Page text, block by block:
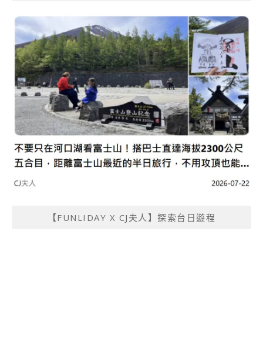
【FUNLIDAY X CJ夫人】探索台日遊程